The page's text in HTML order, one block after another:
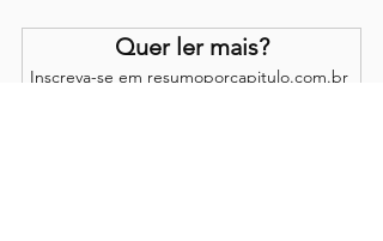
Quer ler mais?
Inscreva-se em resumoporcapitulo.com.br